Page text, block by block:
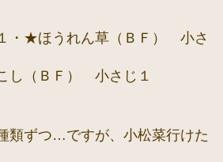
・★ほうれん草（ＢＦ） 小さ
し（ＢＦ） 小さじ１
類ずつ…ですが、小松菜行けた